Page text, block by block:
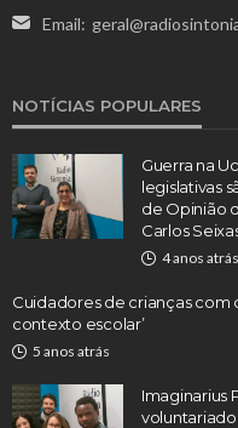
Email:
NOTÍCIAS POPULARES
Guerra na
legislativas
de Opinião
Carlos
4 anos atrás
Cuidadores de crianças com
contexto escolar’
5 anos atrás
Imaginarius
voluntariado